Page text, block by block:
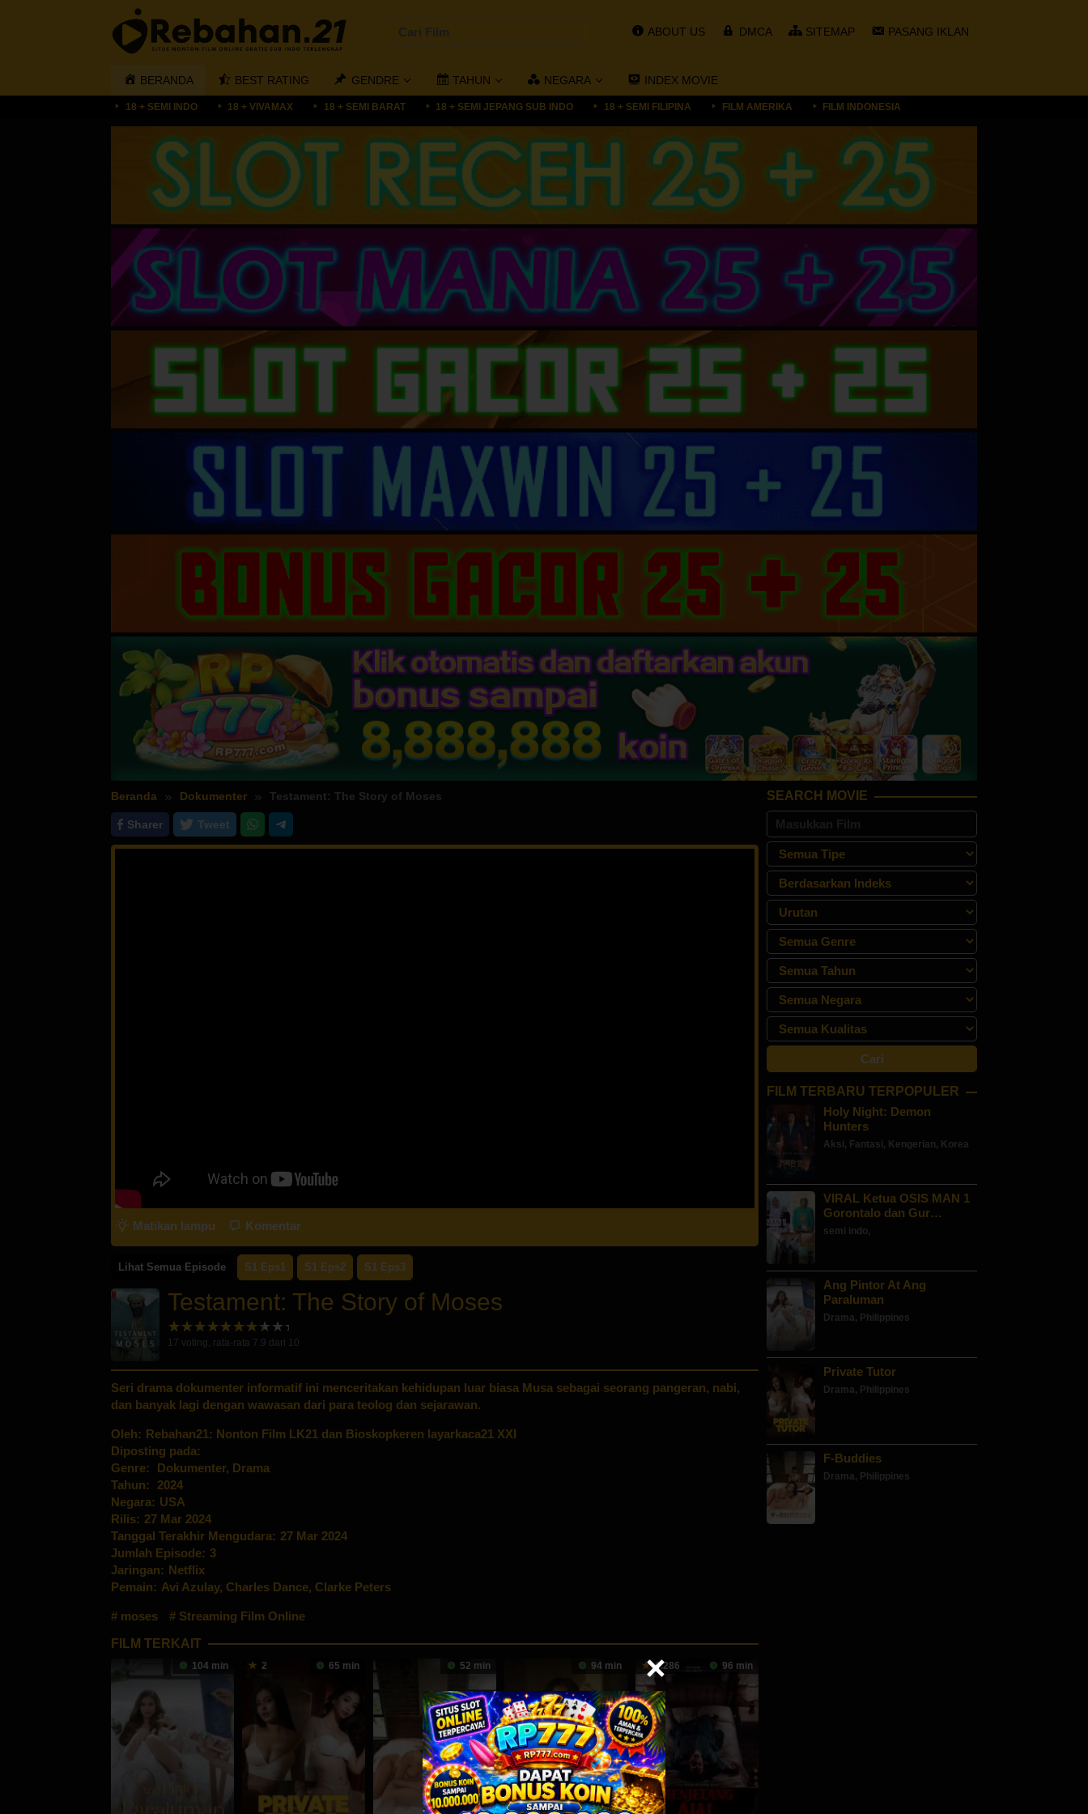
ABOUT US DMCA SITEMAP PASANG IKLAN
BERANDA BEST RATING GENDRE TAHUN NEGARA INDEX MOVIE
18 + SEMI INDO 18 + VIVAMAX 18 + SEMI BARAT 18 + SEMI JEPANG SUB INDO 18 + SEMI FILIPINA FILM AMERIKA FILM INDONESIA
Beranda Dokumenter Testament: The Story of Moses
Sharer Tweet
Matikan lampu Komentar
Lihat Semua Episode S1 Eps1 S1 Eps2 S1 Eps3
Testament: The Story of Moses
17 voting, rata-rata 7.9 dari 10
Seri drama dokumenter informatif ini menceritakan kehidupan luar biasa Musa sebagai seorang pangeran, nabi,
dan banyak lagi dengan wawasan dari para teolog dan sejarawan.
Oleh: Rebahan21: Nonton Film LK21 dan Bioskopkeren layarkaca21 XXI
Diposting pada:
Genre:
Dokumenter, Drama
Tahun:
2024
Negara: USA
Rilis: 27 Mar 2024
Tanggal Terakhir Mengudara: 27 Mar 2024
Jumlah Episode: 3
Jaringan: Netflix
Pemain: Avi Azulay, Charles Dance, Clarke Peters
moses
Streaming Film Online
FILM TERKAIT
104 min 2 65 min 52 min 94 min 6.286 96 min
SEARCH MOVIE
FILM TERBARU TERPOPULER
Holy Night: Demon
Hunters
Aksi , Fantasi , Kengerian, Korea
VIRAL Ketua OSIS MAN 1
Gorontalo dan Gur…
semi indo,
Ang Pintor At Ang
Paraluman
Drama, Philippines
Private Tutor
Drama, Philippines
F-Buddies
Drama, Philippines